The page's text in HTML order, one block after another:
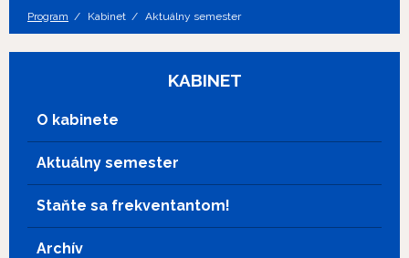
Program Kabinet Aktuálny semester
KABINET
O kabinete
Aktuálny semester
Staňte sa frekventantom!
Archív